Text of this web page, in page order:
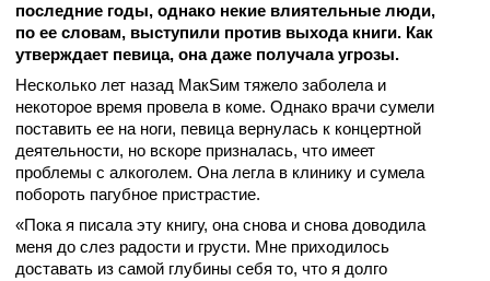
последние годы, однако некие влиятельные люди,
по ее словам, выступили против выхода книги. Как
утверждает певица, она даже получала угрозы.
Несколько лет назад МакSим тяжело заболела и
некоторое время провела в коме. Однако врачи сумели
поставить ее на ноги, певица вернулась к концертной
деятельности, но вскоре призналась, что имеет
проблемы с алкоголем. Она легла в клинику и сумела
побороть пагубное пристрастие.
«Пока я писала эту книгу, она снова и снова доводила
меня до слез радости и грусти. Мне приходилось
доставать из самой глубины себя то, что я долго